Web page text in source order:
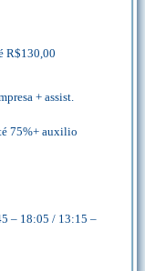
R$130,00
+ assist.
75%+ auxilio
– 18:05 / 13:15 –